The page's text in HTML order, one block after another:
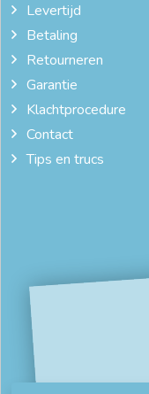
goedkope
goedkope
Levertijd
Betaling
Retourneren
Garantie
Klachtprocedure
Contact
Tips en trucs